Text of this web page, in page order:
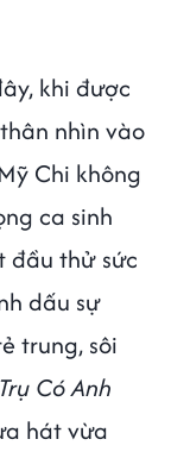
khi được
nhìn vào
Chi không
ca sinh
đầu thử sức
dấu sự
trung, sôi
Có Anh
hát vừa